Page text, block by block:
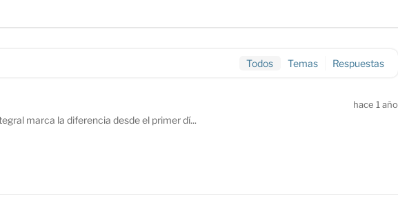
Todos Temas Respuestas
marca la diferencia desde el primer dí...
hace 1 año